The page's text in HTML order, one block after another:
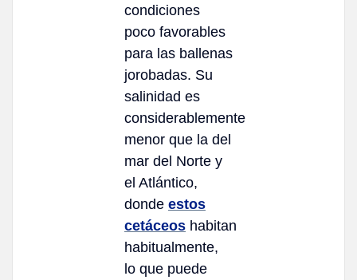
condiciones
poco favorables
para las ballenas
jorobadas. Su
salinidad es
considerablemente
menor que la del
mar del Norte y
el Atlántico,
donde estos
cetáceos habitan
habitualmente,
lo que puede